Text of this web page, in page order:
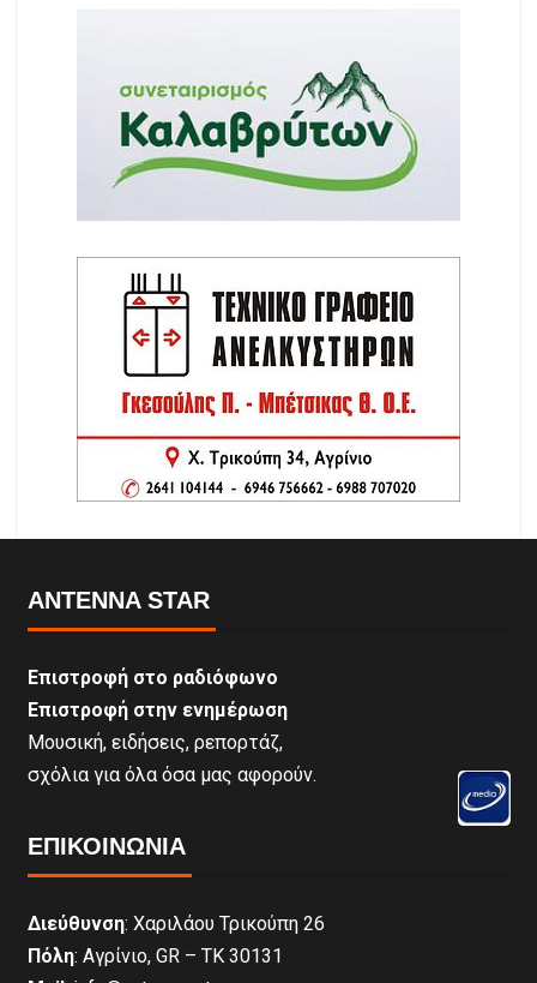
ANTENNA STAR
Επιστροφή στο ραδιόφωνο
Επιστροφή στην ενημέρωση
Μουσική, ειδήσεις, ρεπορτάζ,
σχόλια για όλα όσα μας αφορούν.
ΕΠΙΚΟΙΝΩΝΊΑ
Διεύθυνση: Χαριλάου Τρικούπη 26
Πόλη: Αγρίνιο, GR – ΤΚ 30131